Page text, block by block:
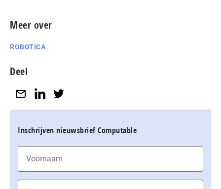
Meer over
ROBOTICA
Deel
Inschrijven nieuwsbrief Computable